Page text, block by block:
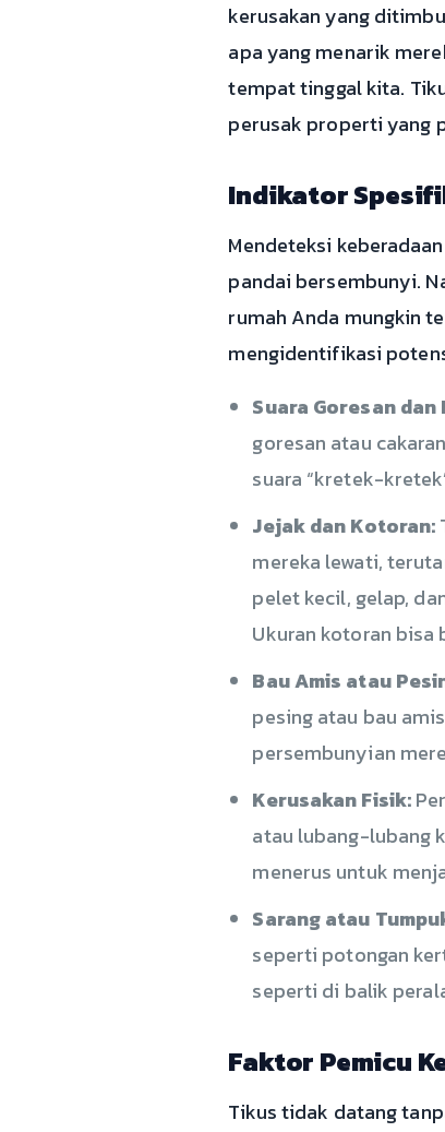
kerusakan yang
apa yang menarik
tempat tinggal kita.
perusak properti yang
Indikator
Mendeteksi
pandai bersembunyi.
rumah Anda mungkin
mengidentifikasi
Suara Goresan
goresan atau
suara “kretek-
Jejak dan Kotoran:
mereka lewati,
pelet kecil, gelap,
Ukuran kotoran bisa
Bau Amis atau
pesing atau bau
persembunyian
Kerusakan Fisik:
atau lubang-lubang
menerus untuk
Sarang atau
seperti potongan
seperti di balik
Faktor Pemicu
Tikus tidak datang